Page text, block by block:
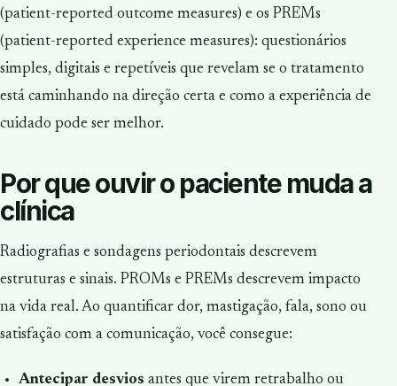
(patient-reported outcome measures) e os PREMs
(patient-reported experience measures): questionários
simples, digitais e repetíveis que revelam se o tratamento
está caminhando na direção certa e como a experiência de
cuidado pode ser melhor.
Por que ouvir o paciente muda a
clínica
Radiografias e sondagens periodontais descrevem
estruturas e sinais. PROMs e PREMs descrevem impacto
na vida real. Ao quantificar dor, mastigação, fala, sono ou
satisfação com a comunicação, você consegue:
Antecipar desvios antes que virem retrabalho ou